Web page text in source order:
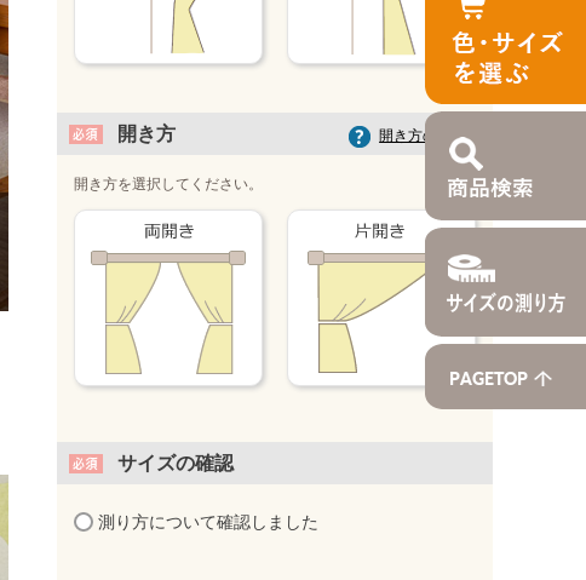
開き方 開き方の選び方
開き方を選択してください。
サイズの確認
測り方について確認しました